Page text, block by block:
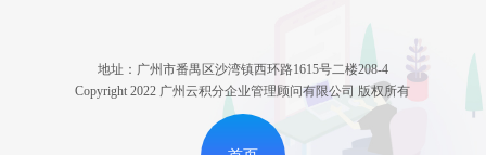
地址：广州市番禺区沙湾镇西环路1615号二楼208-4
Copyright 2022 广州云积分企业管理顾问有限公司 版权所有